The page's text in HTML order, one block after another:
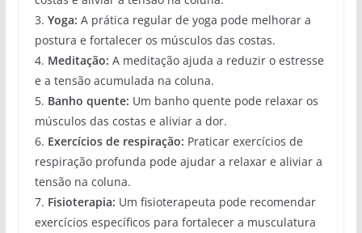
3. Yoga: A prática regular de yoga pode melhorar a
postura e fortalecer os músculos das costas.
4. Meditação: A meditação ajuda a reduzir o estresse
e a tensão acumulada na coluna.
5. Banho quente: Um banho quente pode relaxar os
músculos das costas e aliviar a dor.
6. Exercícios de respiração: Praticar exercícios de
respiração profunda pode ajudar a relaxar e aliviar a
tensão na coluna.
7. Fisioterapia: Um fisioterapeuta pode recomendar
exercícios específicos para fortalecer a musculatura